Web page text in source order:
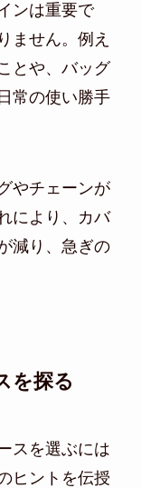
ンは重要で
ません。例え
とや、バッグ
常の使い勝手
やチェーンが
により、カバ
減り、急ぎの
を探る
スを選ぶには
ヒントを伝授